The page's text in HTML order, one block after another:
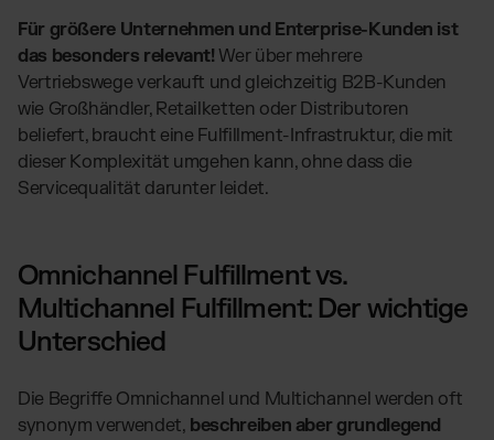
Für größere Unternehmen und Enterprise-Kunden ist
das besonders relevant! Wer über mehrere
Vertriebswege verkauft und gleichzeitig B2B-Kunden
wie Großhändler, Retailketten oder Distributoren
beliefert, braucht eine Fulfillment-Infrastruktur, die mit
dieser Komplexität umgehen kann, ohne dass die
Servicequalität darunter leidet.
Omnichannel Fulfillment vs.
Multichannel Fulfillment: Der wichtige
Unterschied
Die Begriffe Omnichannel und Multichannel werden oft
synonym verwendet, beschreiben aber grundlegend